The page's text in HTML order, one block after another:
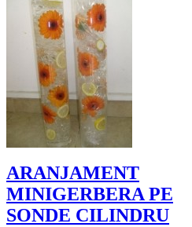
ARANJAMENT
MINIGERBERA PE
SONDE CILINDRU